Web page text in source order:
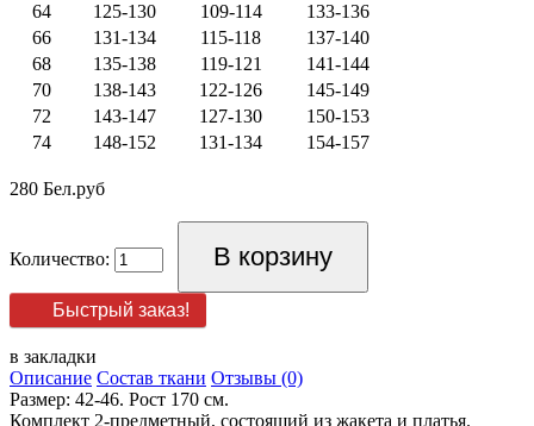
64
125-130 109-114
133-136
66
131-134 115-118
137-140
68
135-138 119-121
141-144
70
138-143 122-126
145-149
72
143-147 127-130
150-153
74
148-152 131-134 154-157
280 Бел.руб
Количество:
Быстрый заказ!
в закладки
Описание Состав ткани Отзывы (0)
Размер: 42-46. Рост 170 см.
Комплект 2-предметный, состоящий из жакета и платья.